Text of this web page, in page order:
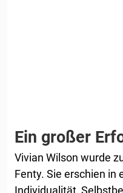
Ein großer
Vivian Wilson wurde
Fenty. Sie erschien in
Individualität,